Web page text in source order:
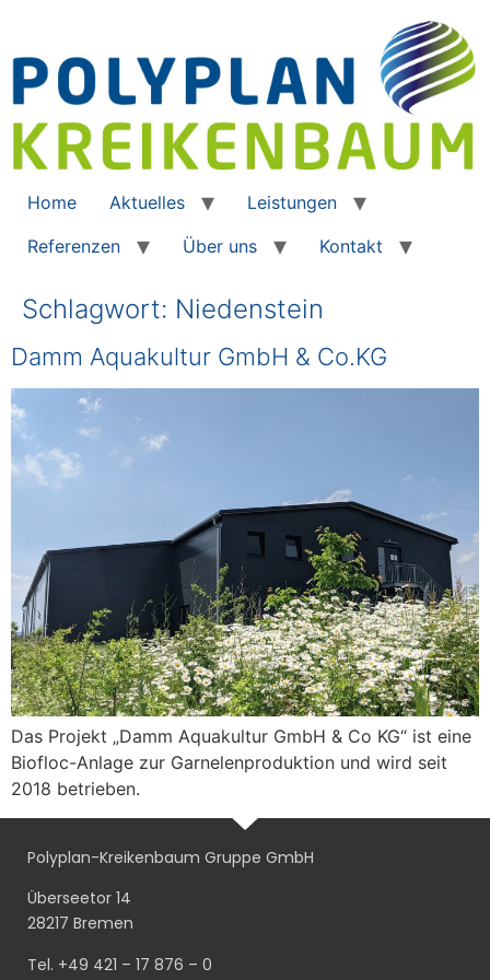
Home Aktuelles
Leistungen
Referenzen
Über uns Kontakt
Schlagwort: Niedenstein
Damm Aquakultur GmbH & Co.KG
Das Projekt „Damm Aquakultur GmbH & Co KG“ ist eine
Biofloc-Anlage zur Garnelenproduktion und wird seit
2018 betrieben.
Polyplan-Kreikenbaum Gruppe GmbH
Überseetor 14
28217 Bremen
Tel. +49 421 – 17 876 – 0